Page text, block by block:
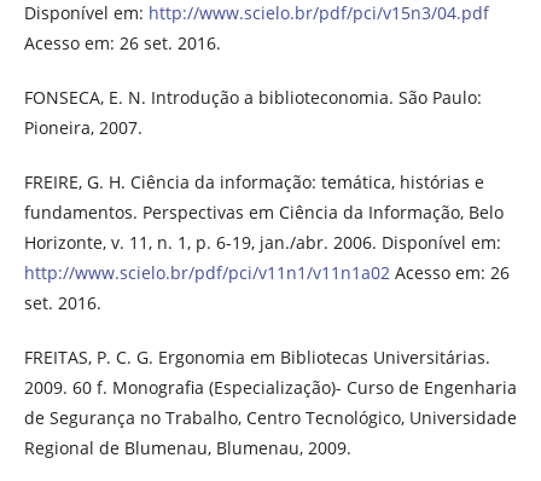
Disponível em: http://www.scielo.br/pdf/pci/v15n3/04.pdf
Acesso em: 26 set. 2016.
FONSECA, E. N. Introdução a biblioteconomia. São Paulo:
Pioneira, 2007.
FREIRE, G. H. Ciência da informação: temática, histórias e
fundamentos. Perspectivas em Ciência da Informação, Belo
Horizonte, v. 11, n. 1, p. 6-19, jan./abr. 2006. Disponível em:
http://www.scielo.br/pdf/pci/v11n1/v11n1a02 Acesso em: 26
set. 2016.
FREITAS, P. C. G. Ergonomia em Bibliotecas Universitárias.
2009. 60 f. Monografia (Especialização)- Curso de Engenharia
de Segurança no Trabalho, Centro Tecnológico, Universidade
Regional de Blumenau, Blumenau, 2009.